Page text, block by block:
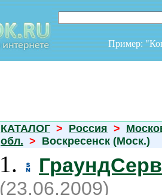
Пример:
КАТАЛОГ > Россия >
обл. > Воскресенск (Моск.)
1.
(23.06.2009)